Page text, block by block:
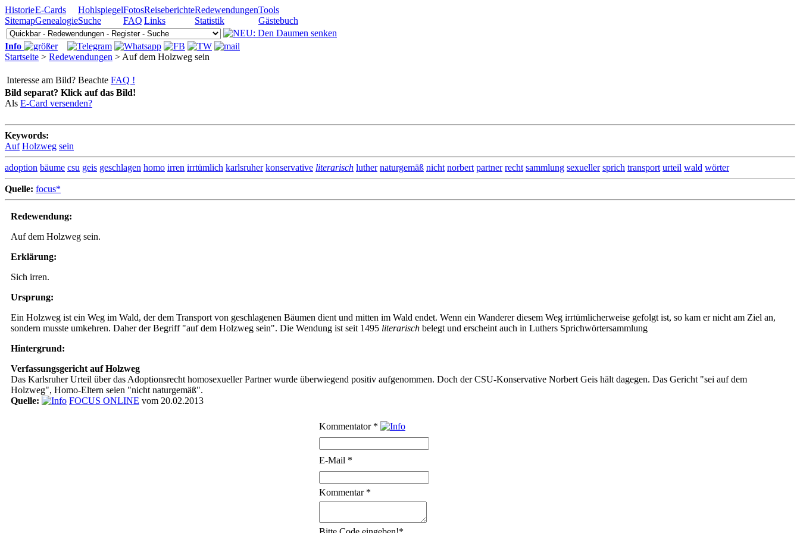
HistorieE-Cards HohlspiegelFotosReiseberichteRedewendungenTools
SitemapGenealogieSuche FAQ Links Statistik Gästebuch
Info
Startseite > Redewendungen > Auf dem Holzweg sein
Interesse am Bild? Beachte FAQ !
Bild separat? Klick auf das Bild!
Als E-Card versenden?
Keywords:
Auf Holzweg sein
adoption bäume csu geis geschlagen homo irren irrtümlich karlsruher konservative literarisch luther naturgemäß nicht norbert partner recht sammlung sexueller sprich transport urteil wald wörter
Quelle: focus*
Redewendung:
Auf dem Holzweg sein.
Erklärung:
Sich irren.
Ursprung:
Ein Holzweg ist ein Weg im Wald, der dem Transport von geschlagenen Bäumen dient und mitten im Wald endet. Wenn ein Wanderer diesem Weg irrtümlicherweise gefolgt ist, so kam er nicht am Ziel an,
sondern musste umkehren. Daher der Begriff "auf dem Holzweg sein". Die Wendung ist seit 1495 literarisch belegt und erscheint auch in Luthers Sprichwörtersammlung
Hintergrund:
Verfassungsgericht auf Holzweg
Das Karlsruher Urteil über das Adoptionsrecht homosexueller Partner wurde überwiegend positiv aufgenommen. Doch der CSU-Konservative Norbert Geis hält dagegen. Das Gericht "sei auf dem
Holzweg", Homo-Eltern seien "nicht naturgemäß".
Quelle:
FOCUS ONLINE vom 20.02.2013
Kommentator *
E-Mail *
Kommentar *